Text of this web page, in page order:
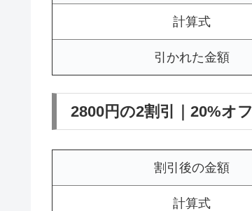
計算式
引かれた金額
2800円の2割引｜20%オフ
割引後の金額
計算式